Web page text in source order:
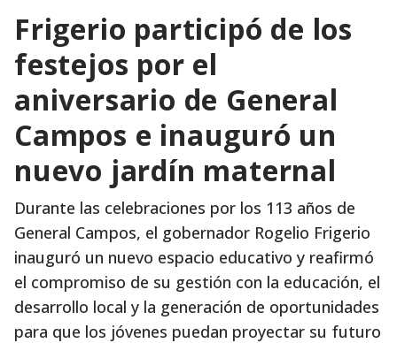
Frigerio participó de los
festejos por el
aniversario de General
Campos e inauguró un
nuevo jardín maternal
Durante las celebraciones por los 113 años de
General Campos, el gobernador Rogelio Frigerio
inauguró un nuevo espacio educativo y reafirmó
el compromiso de su gestión con la educación, el
desarrollo local y la generación de oportunidades
para que los jóvenes puedan proyectar su futuro